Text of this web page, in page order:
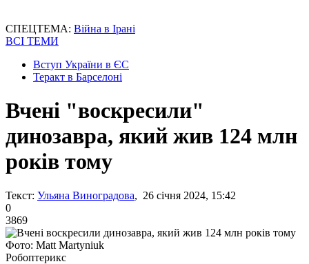
СПЕЦТЕМА: Війна в Ірані
ВСІ ТЕМИ
Вступ України в ЄС
Теракт в Барселоні
Вчені "воскресили"
динозавра, який жив 124 млн
років тому
Текст: Ульяна Виноградова, 26 січня 2024, 15:42
0
3869
Фото: Matt Martyniuk
Робоптерикс